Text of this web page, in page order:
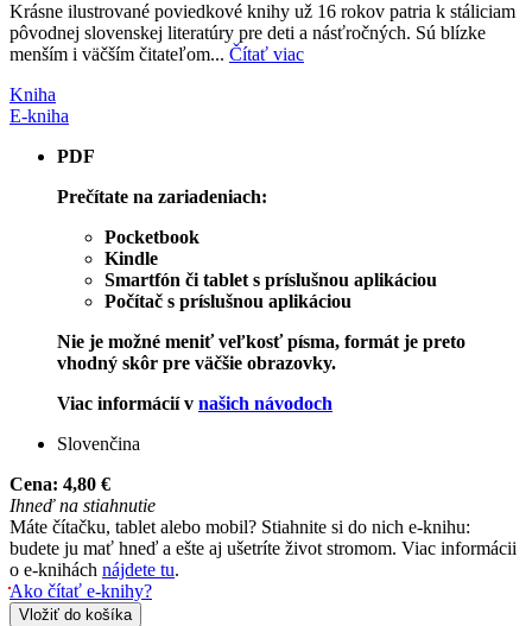
Krásne ilustrované poviedkové knihy už 16 rokov patria k stáliciam
pôvodnej slovenskej literatúry pre deti a násťročných. Sú blízke
menším i väčším čitateľom... Čítať viac
Kniha
E-kniha
PDF
Prečítate na zariadeniach:
Pocketbook
Kindle
Smartfón či tablet s príslušnou aplikáciou
Počítač s príslušnou aplikáciou
Nie je možné meniť veľkosť písma, formát je preto
vhodný skôr pre väčšie obrazovky.
Viac informácií v našich návodoch
Slovenčina
Cena: 4,80 €
Ihneď na stiahnutie
Máte čítačku, tablet alebo mobil? Stiahnite si do nich e-knihu:
budete ju mať hneď a ešte aj ušetríte život stromom. Viac informácii
o e-knihách nájdete tu.
Ako čítať e-knihy?
Vložiť do košíka